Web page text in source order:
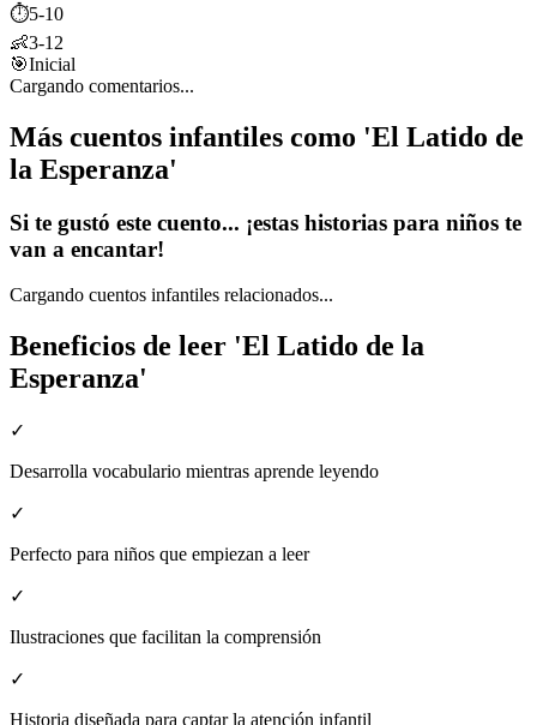
⏱️5-10
👶3-12
🎯Inicial
Cargando comentarios...
Más cuentos infantiles como 'El Latido de
la Esperanza'
Si te gustó este cuento... ¡estas historias para niños te
van a encantar!
Cargando cuentos infantiles relacionados...
Beneficios de leer 'El Latido de la
Esperanza'
✓
Desarrolla vocabulario mientras aprende leyendo
✓
Perfecto para niños que empiezan a leer
✓
Ilustraciones que facilitan la comprensión
✓
Historia diseñada para captar la atención infantil